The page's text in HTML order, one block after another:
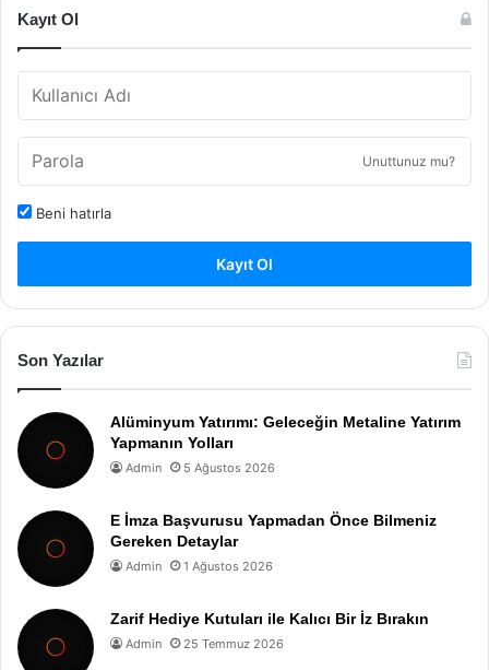
Kayıt Ol
Unuttunuz mu?
Beni hatırla
Kayıt Ol
Son Yazılar
Alüminyum Yatırımı: Geleceğin Metaline Yatırım
Yapmanın Yolları
Admin 5 Ağustos 2026
E İmza Başvurusu Yapmadan Önce Bilmeniz
Gereken Detaylar
Admin 1 Ağustos 2026
Zarif Hediye Kutuları ile Kalıcı Bir İz Bırakın
Admin 25 Temmuz 2026